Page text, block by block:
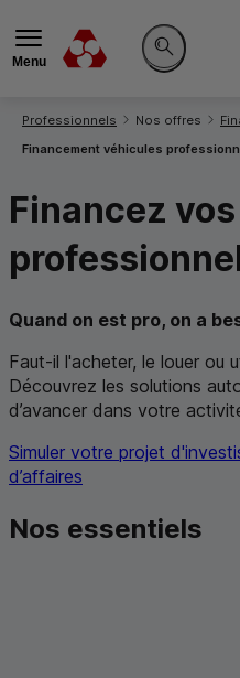
Menu
Vous êtes ici:
Professionnels Nos offres
Financement véhicules
Financez
Quand on est pro, on a
Faut-il l'acheter, le louer ou
Découvrez les solutions
d’avancer dans votre
Simuler votre projet
d’affaires
Nos essentiels